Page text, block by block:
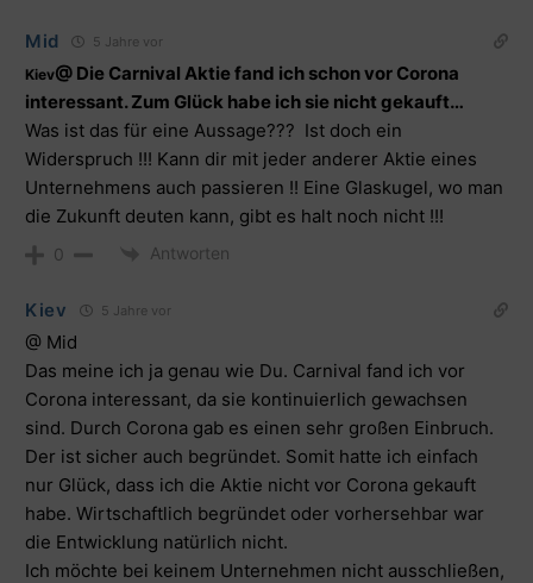
Mid 5 Jahre vor
Kiev@ Die Carnival Aktie fand ich schon vor Corona
interessant. Zum Glück habe ich sie nicht gekauft…
Was ist das für eine Aussage??? Ist doch ein
Widerspruch !!! Kann dir mit jeder anderer Aktie eines
Unternehmens auch passieren !! Eine Glaskugel, wo man
die Zukunft deuten kann, gibt es halt noch nicht !!!
0 Antworten
Kiev 5 Jahre vor
@ Mid
Das meine ich ja genau wie Du. Carnival fand ich vor
Corona interessant, da sie kontinuierlich gewachsen
sind. Durch Corona gab es einen sehr großen Einbruch.
Der ist sicher auch begründet. Somit hatte ich einfach
nur Glück, dass ich die Aktie nicht vor Corona gekauft
habe. Wirtschaftlich begründet oder vorhersehbar war
die Entwicklung natürlich nicht.
Ich möchte bei keinem Unternehmen nicht ausschließen,